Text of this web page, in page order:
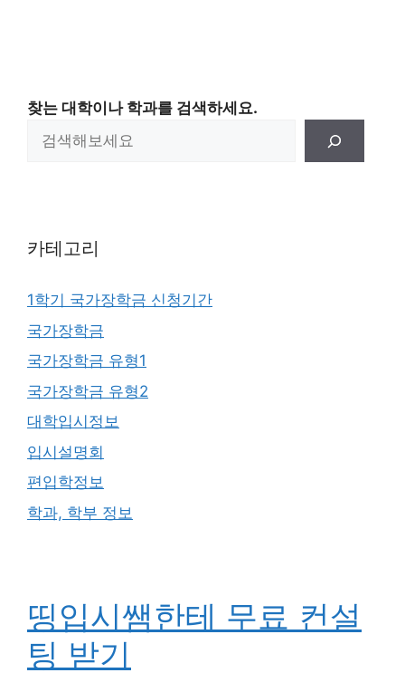
찾는 대학이나 학과를 검색하세요.
카테고리
1학기 국가장학금 신청기간
국가장학금
국가장학금 유형1
국가장학금 유형2
대학입시정보
입시설명회
편입학정보
학과, 학부 정보
띵입시쌤한테 무료 컨설
팅 받기